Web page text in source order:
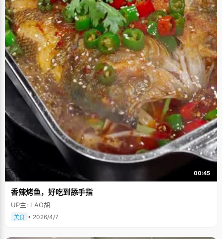
00:45
香辣烤鱼，好吃到舔手指
UP主: LAO胡
美食 • 2026/4/7